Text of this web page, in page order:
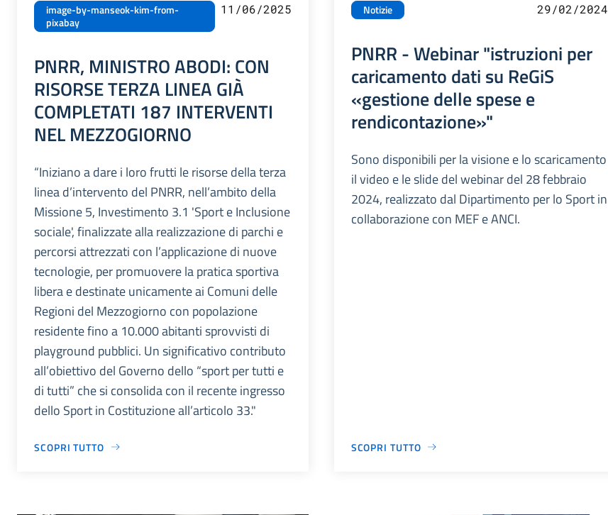
image-by-manseok-kim-from-
pixabay
11/06/2025
PNRR, MINISTRO ABODI: CON
RISORSE TERZA LINEA GIÀ
COMPLETATI 187 INTERVENTI
NEL MEZZOGIORNO
“Iniziano a dare i loro frutti le risorse della terza
linea d’intervento del PNRR, nell’ambito della
Missione 5, Investimento 3.1 'Sport e Inclusione
sociale', finalizzate alla realizzazione di parchi e
percorsi attrezzati con l’applicazione di nuove
tecnologie, per promuovere la pratica sportiva
libera e destinate unicamente ai Comuni delle
Regioni del Mezzogiorno con popolazione
residente fino a 10.000 abitanti sprovvisti di
playground pubblici. Un significativo contributo
all’obiettivo del Governo dello “sport per tutti e
di tutti” che si consolida con il recente ingresso
dello Sport in Costituzione all’articolo 33."
SCOPRI TUTTO
Notizie 29/02/2024
PNRR - Webinar "istruzioni per
caricamento dati su ReGiS
«gestione delle spese e
rendicontazione»"
Sono disponibili per la visione e lo scaricamento
il video e le slide del webinar del 28 febbraio
2024, realizzato dal Dipartimento per lo Sport in
collaborazione con MEF e ANCI.
SCOPRI TUTTO